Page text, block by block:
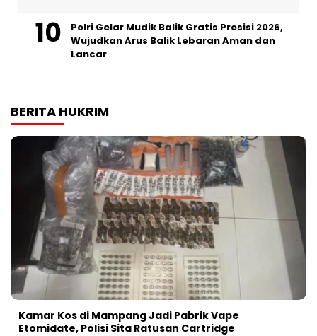
Polri Gelar Mudik Balik Gratis Presisi 2026,
Wujudkan Arus Balik Lebaran Aman dan
Lancar
BERITA HUKRIM
Kamar Kos di Mampang Jadi Pabrik Vape
Etomidate, Polisi Sita Ratusan Cartridge